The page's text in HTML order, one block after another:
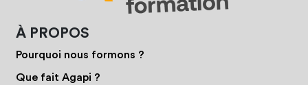
À PROPOS
Pourquoi nous formons ?
Que fait Agapi ?